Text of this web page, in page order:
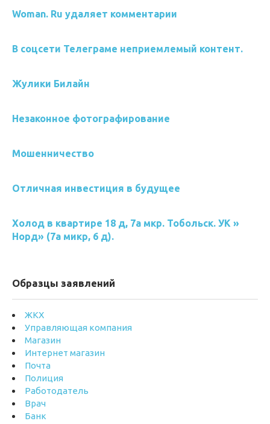
Woman. Ru удаляет комментарии
В соцсети Телеграме неприемлемый контент.
Жулики Билайн
Незаконное фотографирование
Мошенничество
Отличная инвестиция в будущее
Холод в квартире 18 д, 7а мкр. Тобольск. УК »
Норд» (7а микр, 6 д).
Образцы заявлений
ЖКХ
Управляющая компания
Магазин
Интернет магазин
Почта
Полиция
Работодатель
Врач
Банк